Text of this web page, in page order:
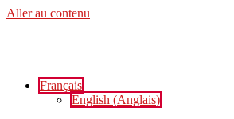
Aller au contenu
Français
English (Anglais)